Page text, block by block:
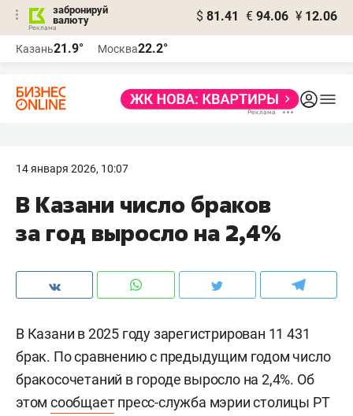
забронируй
валюту
$ 81.41 € 94.06 ¥ 12.06
Казань21.9° Москва22.2°
14 января 2026, 10:07
В Казани число браков
за год выросло на 2,4%
В Казани в 2025 году зарегистрирован 11 431
брак. По сравнению с предыдущим годом число
бракосочетаний в городе выросло на 2,4%. Об
этом сообщаетпресс-служба мэрии столицы РТ